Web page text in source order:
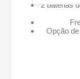
2 baterias
Opção